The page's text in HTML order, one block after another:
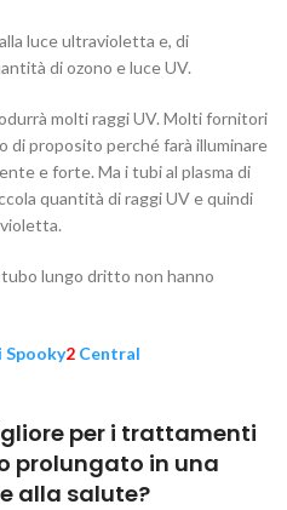
luce ultravioletta e, di
di ozono e luce UV.
molti raggi UV. Molti fornitori
di proposito perché farà illuminare
e forte. Ma i tubi al plasma di
quantità di raggi UV e quindi
lungo dritto non hanno
Spooky2 Central
per i trattamenti
prolungato in una
alla salute?